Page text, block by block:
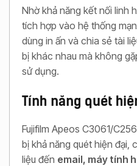
Nhờ khả năng kết nối linh
tích hợp vào hệ thống
dùng in ấn và chia sẻ tài
bị khác nhau mà không
sử dụng.
Tính năng quét
Fujifilm Apeos C3061/
bị khả năng quét hiện đại,
liệu đến email, máy tính